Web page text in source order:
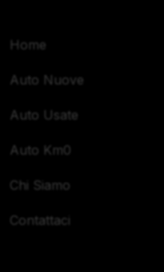
Home
Auto Nuove
Auto Usate
Auto Km0
Chi Siamo
Contattaci